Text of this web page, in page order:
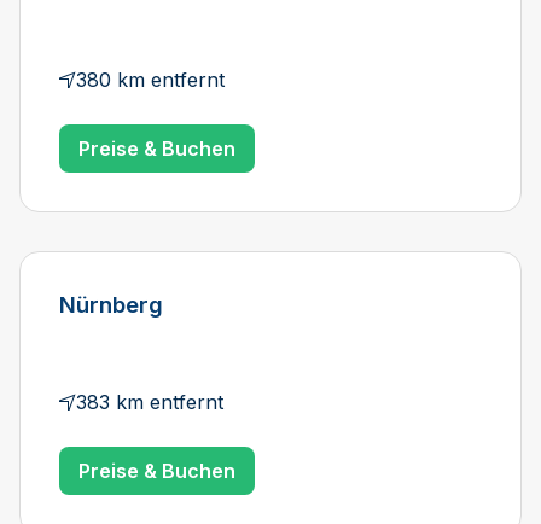
380 km entfernt
Preise & Buchen
Nürnberg
383 km entfernt
Preise & Buchen